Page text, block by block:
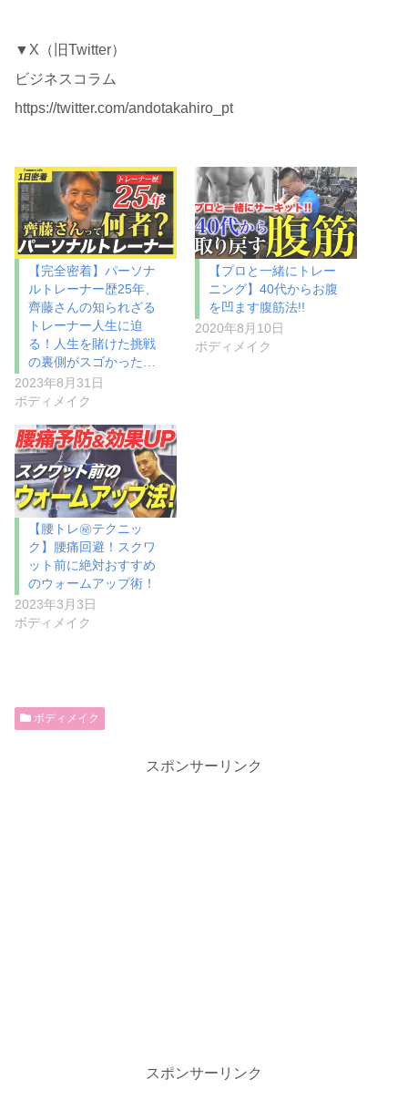
▼X（旧Twitter）
ビジネスコラム
https://twitter.com/andotakahiro_pt
【完全密着】パーソナ
ルトレーナー歴25年、
齊藤さんの知られざる
トレーナー人生に迫
る！人生を賭けた挑戦
の裏側がスゴかった…
2023年8月31日
ボディメイク
【プロと一緒にトレー
ニング】40代からお腹
を凹ます腹筋法!!
2020年8月10日
ボディメイク
【腰トレ㊙︎テクニッ
ク】腰痛回避！スクワ
ット前に絶対おすすめ
のウォームアップ術！
2023年3月3日
ボディメイク
ボディメイク
スポンサーリンク
スポンサーリンク